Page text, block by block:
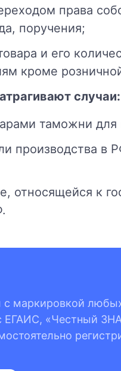
права
поручения;
и его
кроме
случаи:
таможни
производства в
относящейся к
с маркировкой
ЕГАИС, «Честный